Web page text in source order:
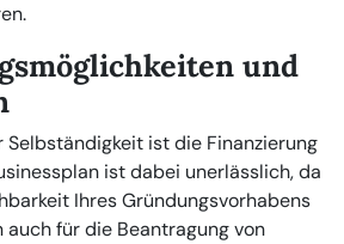
und
Selbständigkeit ist die Finanzierung
ist dabei unerlässlich, da
Ihres Gründungsvorhabens
für die Beantragung von